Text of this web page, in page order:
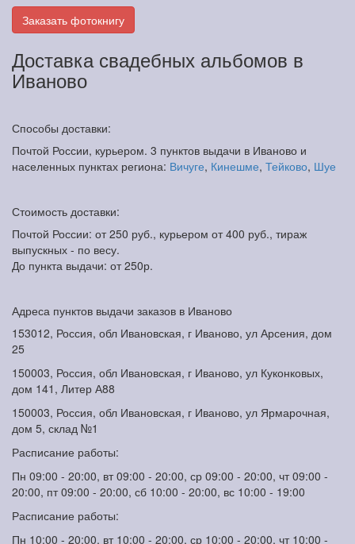
Заказать фотокнигу
Доставка свадебных альбомов в
Иваново
Способы доставки:
Почтой России, курьером. 3 пунктов выдачи в Иваново и
населенных пунктах региона: Вичуге, Кинешме, Тейково, Шуе
Стоимость доставки:
Почтой России: от 250 руб., курьером от 400 руб., тираж
выпускных - по весу.
До пункта выдачи: от 250р.
Адреса пунктов выдачи заказов в Иваново
153012, Россия, обл Ивановская, г Иваново, ул Арсения, дом
25
150003, Россия, обл Ивановская, г Иваново, ул Куконковых,
дом 141, Литер А88
150003, Россия, обл Ивановская, г Иваново, ул Ярмарочная,
дом 5, склад №1
Расписание работы:
Пн 09:00 - 20:00, вт 09:00 - 20:00, ср 09:00 - 20:00, чт 09:00 -
20:00, пт 09:00 - 20:00, сб 10:00 - 20:00, вс 10:00 - 19:00
Расписание работы:
Пн 10:00 - 20:00, вт 10:00 - 20:00, ср 10:00 - 20:00, чт 10:00 -